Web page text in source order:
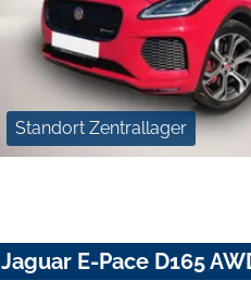
Standort Zentrallager
Jaguar E-Pace D165